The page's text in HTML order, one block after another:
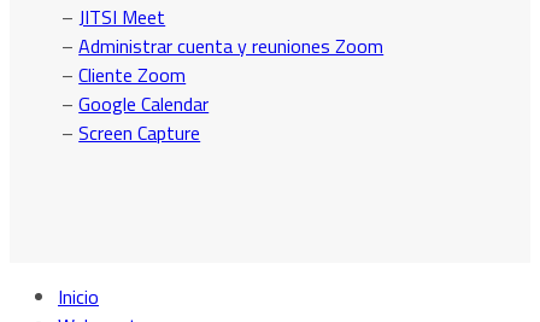
–JITSI Meet
–Administrar cuenta y reuniones Zoom
–Cliente Zoom
–Google Calendar
–Screen Capture
Inicio